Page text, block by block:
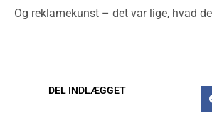
Og reklamekunst – det var lige, hvad
DEL INDLÆGGET